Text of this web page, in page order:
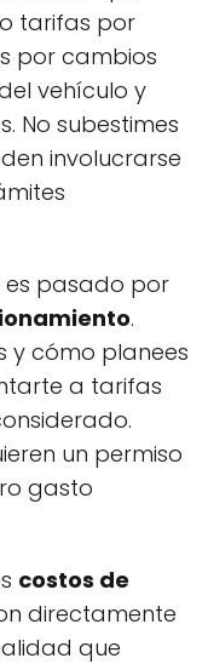
tarifas por
por cambios
vehículo y
No subestimes
involucrarse
pasado por
.
y cómo planees
a tarifas
un permiso
gasto
costos de
directamente
que